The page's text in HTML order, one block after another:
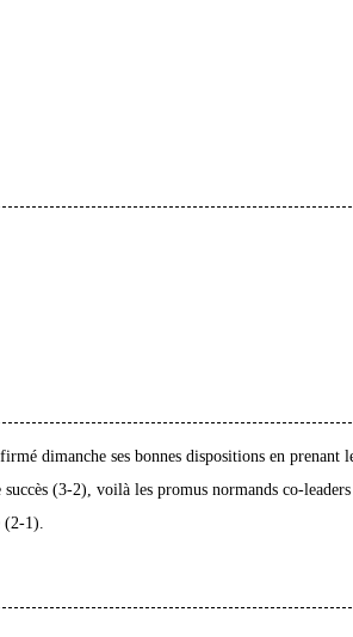
dimanche ses bonnes dispositions en prenant
(3-2), voilà les promus normands co-leaders
1).